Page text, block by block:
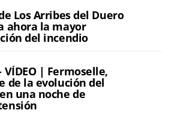
Los Arribes del Duero
ahora la mayor
del incendio
VÍDEO | Fermoselle,
de la evolución del
una noche de